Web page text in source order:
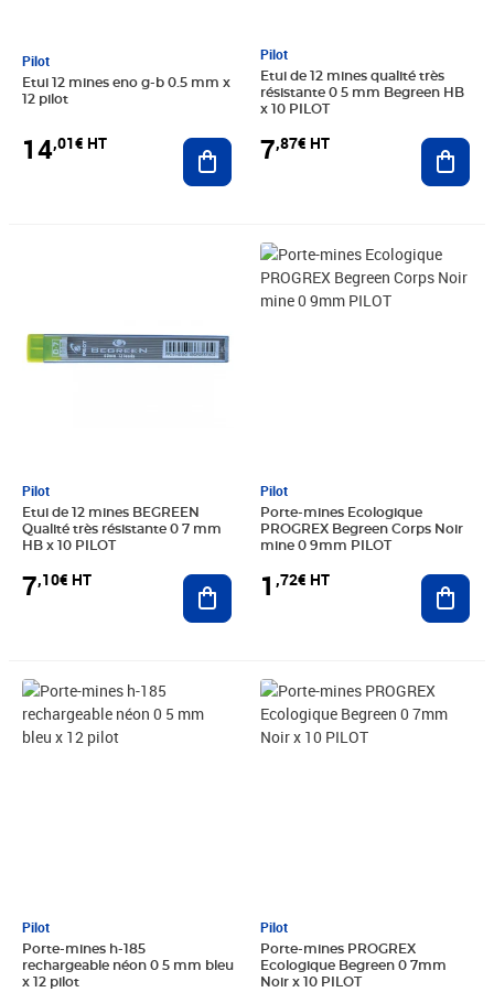
Pilot
Etui 12 mines eno g-b 0.5 mm x
12 pilot
14,01€ HT Ajouter au panier
Pilot
Etui de 12 mines qualité très
résistante 0 5 mm Begreen HB
x 10 PILOT
7,87€ HT
Pilot
Etui de 12 mines BEGREEN
Qualité très résistante 0 7 mm
HB x 10 PILOT
7,10€ HT Ajouter au panier
Pilot
Porte-mines Ecologique
PROGREX Begreen Corps Noir
mine 0 9mm PILOT
1 ,72€ HT
Prix 1,72€ HT
Pilot
Porte-mines h-185
rechargeable néon 0 5 mm bleu
x 12 pilot
Prix 17,73€ HT
Pilot
Porte-mines PROGREX
Ecologique Begreen 0 7mm
Noir x 10 PILOT
Prix 13,09€ HT